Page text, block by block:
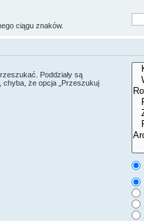
ciągu znaków.
Poddziały są
że opcja „Przeszukuj